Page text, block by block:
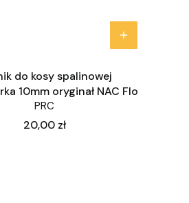
do kosy spalinowej
10mm oryginał NAC Flo
PRC
Cena
20,00 zł